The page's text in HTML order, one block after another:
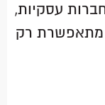
עסקיות,
מתאפשרת רק